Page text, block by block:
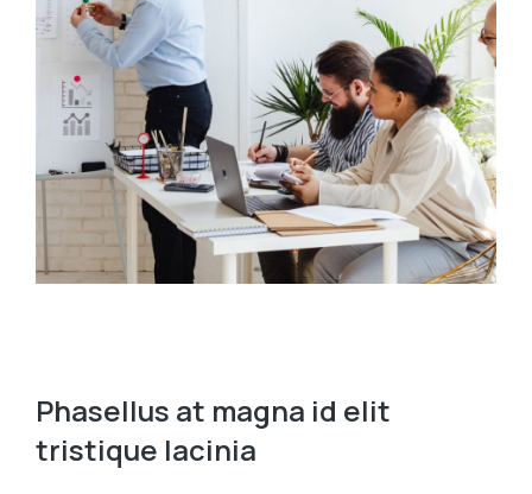
Phasellus at magna id elit
tristique lacinia